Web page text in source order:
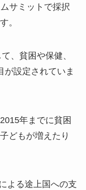
サミットで採択
。
、貧困や保健、
が設定されていま
年までに貧困
どもが増えたり
よる途上国への支